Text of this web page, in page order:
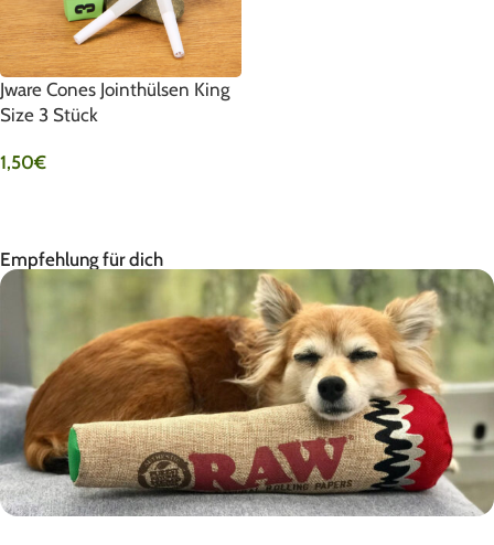
Jware Cones Jointhülsen King
Size 3 Stück
1,50€
Empfehlung für dich